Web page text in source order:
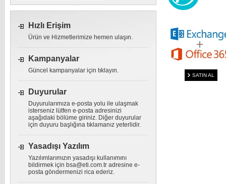
SATIN AL
Hızlı Erişim
Ürün ve Hizmetlerimize hemen ulaşın.
Kampanyalar
Güncel kampanyalar için tıklayın.
Duyurular
Duyurularımıza e-posta yolu ile ulaşmak
isterseniz lütfen e-posta adresinizi
aşağıdaki bölüme giriniz. Diğer duyurular
için duyuru başlığına tıklamanız yeterlidir.
Yasadışı Yazılım
Yazılımlarımızın yasadışı kullanımını
bildirmek için bsa@eti.com.tr adresine e-
posta göndermenizi rica ederiz.